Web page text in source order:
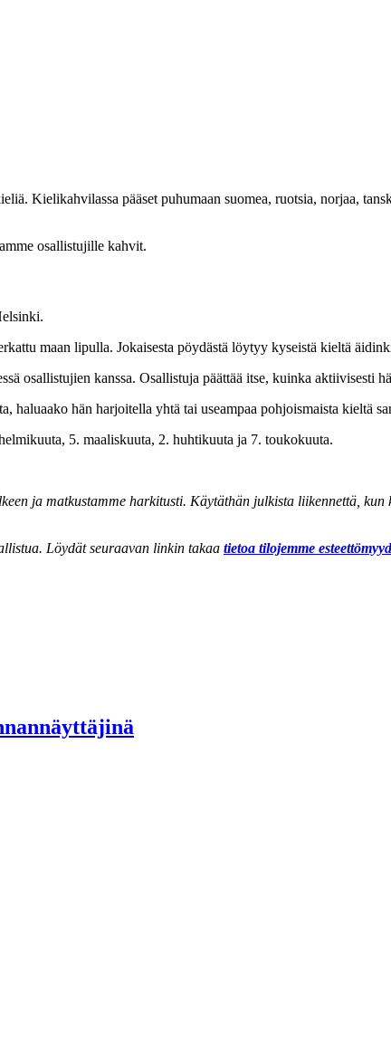
Kielikahvilassa pääset puhumaan suomea, ruotsia, norjaa,
osallistujille kahvit.
maan lipulla. Jokaisesta pöydästä löytyy kyseistä kieltä
osallistujien kanssa. Osallistuja päättää itse, kuinka aktiivisesti
haluaako hän harjoitella yhtä tai useampaa pohjoismaista kieltä
5. maaliskuuta, 2. huhtikuuta ja 7. toukokuuta.
ja matkustamme harkitusti. Käytäthän julkista liikennettä, kun
Löydät seuraavan linkin takaa tietoa tilojemme